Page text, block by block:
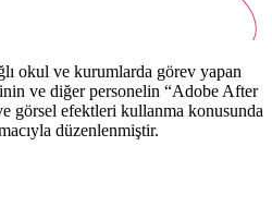
okul ve kurumlarda görev yapan
ve diğer personelin “Adobe After
görsel efektleri kullanma konusunda
düzenlenmiştir.